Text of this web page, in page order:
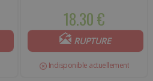
18.30 €
RUPTURE
Indisponible actuellement